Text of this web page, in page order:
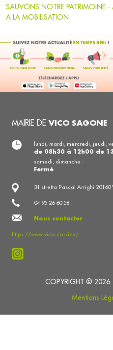
SAUVONS NOTRE PATRIMOINE -
A LA MOBILISATION
MAIRIE DE VICO SAGONE
31 stretta Pascal Arrighi 20160
04 95 26 60 58
Nous contacter
https://www.vico.corsica/
lundi, mardi, mercredi, jeudi,
de 08h30 à 12h00 de
samedi, dimanche :
Fermé
COPYRIGHT © 2026.
Mentions